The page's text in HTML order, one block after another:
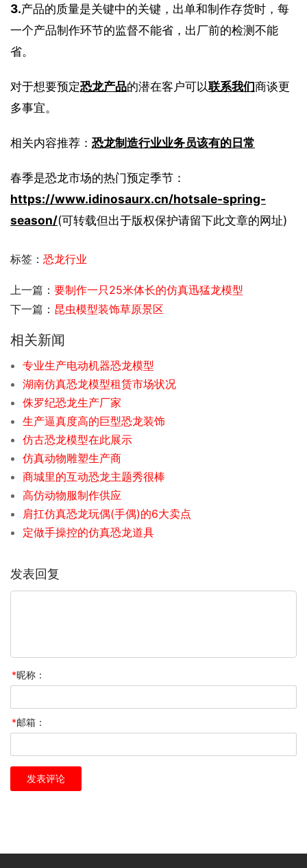
3.产品的质量是关键中的关键，出单和制作存货时，每
一个产品制作环节的监督不能省，出厂前的检测不能
省。
对于想要预定恐龙产品的潜在客户可以联系我们商谈更
多事宜。
相关内容推荐： 恐龙制造行业业务员该有的日常
春季是恐龙市场的热门预定季节：
https://www.idinosaurx.cn/hotsale-spring-
season/(可转载但出于版权保护请留下此文章的网址)
标签： 恐龙行业
上一篇： 要制作一只25米体长的仿真迅猛龙模型
下一篇： 昆虫模型装饰草原景区
相关新闻
专业生产电动机器恐龙模型
湖南仿真恐龙模型租赁市场状况
侏罗纪恐龙生产厂家
生产逼真度高的巨型恐龙装饰
仿古恐龙模型在此展示
仿真动物雕塑生产商
商城里的互动恐龙主题秀很棒
高仿动物服制作供应
肩扛仿真恐龙玩偶(手偶)的6大卖点
定做手操控的仿真恐龙道具
发表回复
*昵称：
*邮箱：